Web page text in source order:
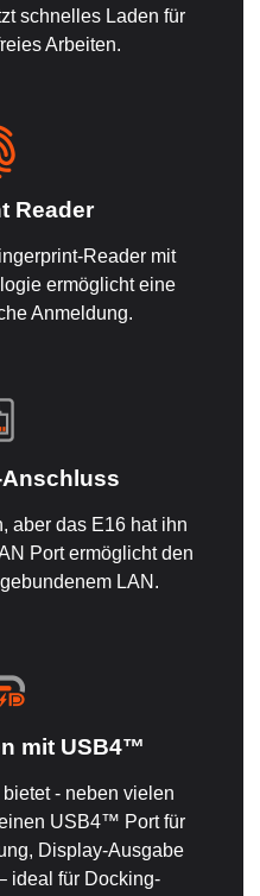
schnelles Laden für
Arbeiten.
Reader
Reader mit
ermöglicht eine
Anmeldung.
Anschluss
aber das E16 hat ihn
Port ermöglicht den
LAN.
mit USB4™
- neben vielen
USB4™ Port für
Display-Ausgabe
ideal für Docking-